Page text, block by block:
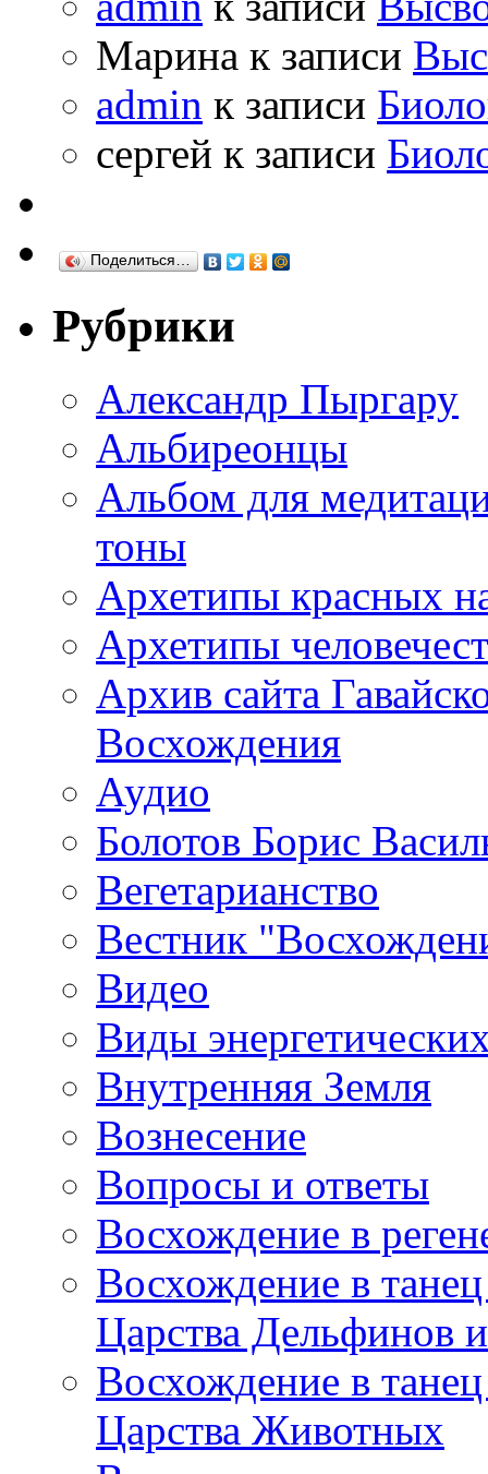
Марина к записи
admin к записи
сергей к записи
Поделиться…
Рубрики
Александр Пыргару
Альбиреонцы
Альбом для
тоны
Архетипы красных
Архетипы
Архив сайта
Восхождения
Аудио
Болотов Борис
Вегетарианство
Вестник
Видео
Виды
Внутренняя Земля
Вознесение
Вопросы и ответы
Восхождение в
Восхождение в
Царства Дельфинов
Восхождение в
Царства Животных